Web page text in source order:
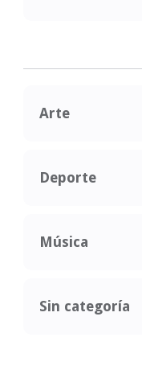
Arte
Deporte
Música
Sin categoría